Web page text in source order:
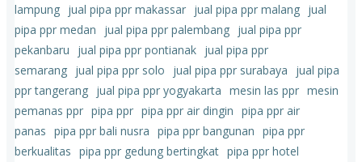
lampung jual pipa ppr makassar jual pipa ppr malang jual
pipa ppr medan
jual pipa ppr palembang jual pipa ppr
pekanbaru
jual pipa ppr pontianak jual pipa ppr
semarang jual pipa ppr solo jual pipa ppr surabaya
jual pipa
ppr tangerang jual pipa ppr yogyakarta mesin las ppr mesin
pemanas ppr pipa ppr pipa ppr air dingin pipa ppr air
panas pipa ppr bali nusra pipa ppr bangunan pipa ppr
berkualitas pipa ppr gedung bertingkat pipa ppr hotel